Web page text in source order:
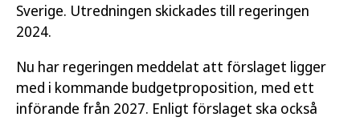
Sverige. Utredningen skickades till regeringen
2024.
Nu har regeringen meddelat att förslaget ligger
med i kommande budgetproposition, med ett
införande från 2027. Enligt förslaget ska också